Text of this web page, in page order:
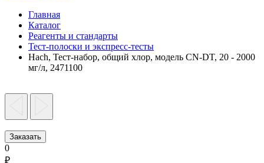
Главная
Каталог
Реагенты и стандарты
Тест-полоски и экспресс-тесты
Hach, Тест-набор, общий хлор, модель CN-DT, 20 - 2000
мг/л, 2471100
Заказать
0
₽